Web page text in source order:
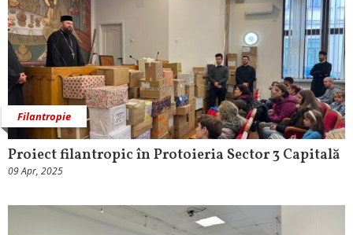
Filantropie
Proiect filantropic în Protoieria Sector 3 Capitală
09 Apr, 2025